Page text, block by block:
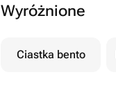
Wyróżnione
Ciastka bento